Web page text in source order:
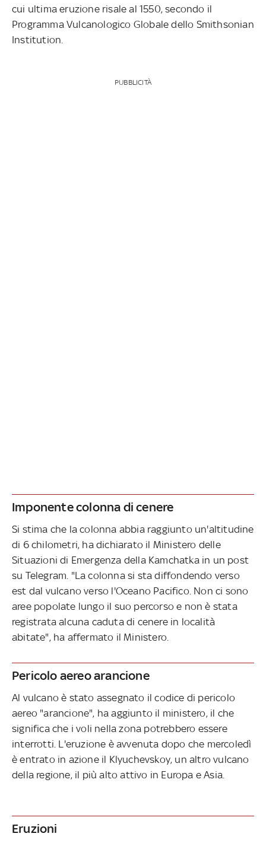
cui ultima eruzione risale al 1550, secondo il
Programma Vulcanologico Globale dello Smithsonian
Institution.
PUBBLICITÀ
Imponente colonna di cenere
Si stima che la colonna abbia raggiunto un'altitudine
di 6 chilometri, ha dichiarato il Ministero delle
Situazioni di Emergenza della Kamchatka in un post
su Telegram. "La colonna si sta diffondendo verso
est dal vulcano verso l'Oceano Pacifico. Non ci sono
aree popolate lungo il suo percorso e non è stata
registrata alcuna caduta di cenere in località
abitate", ha affermato il Ministero.
Pericolo aereo arancione
Al vulcano è stato assegnato il codice di pericolo
aereo "arancione", ha aggiunto il ministero, il che
significa che i voli nella zona potrebbero essere
interrotti. L'eruzione è avvenuta dopo che mercoledì
è entrato in azione il Klyuchevskoy, un altro vulcano
della regione, il più alto attivo in Europa e Asia.
Eruzioni